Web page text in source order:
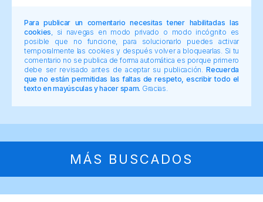
Para publicar un comentario necesitas tener habilitadas las
cookies , si navegas en modo privado o modo incógnito es
posible que no funcione, para solucionarlo puedes activar
temporalmente las cookies y después volver a bloquearlas. Si tu
comentario no se publica de forma automática es porque primero
debe ser revisado antes de aceptar su publicación.Recuerda
que no están permitidas las faltas de respeto, escribir todo el
texto en mayúsculas y hacer spam. Gracias.
MÁS BUSCADOS